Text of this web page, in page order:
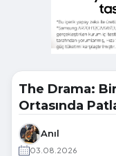
The Drama:
Ortasında
Anıl
03.08.2026